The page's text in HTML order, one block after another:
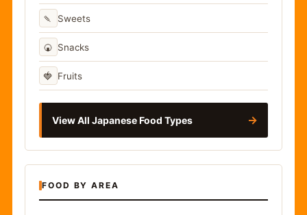
🍡 Sweets
🍘 Snacks
🍓 Fruits
View All Japanese Food Types →
FOOD BY AREA